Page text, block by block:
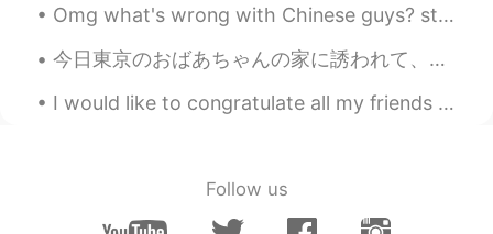
Omg what's wrong with Chinese guys? stop sending me marriage or love proposal's 😂😁😈i will post...
今日東京のおばあちゃんの家に誘われて、すごく良い正月を過ごせた☺ おばあちゃんの息子、娘、孫、他の家族と私を含めて9人で笑いながらたくさん話しをして、たくさん食べて最高の日だったよ🥰🥰 後は、...
I would like to congratulate all my friends in China for the completion of 70 years! Happy nation...
Follow us